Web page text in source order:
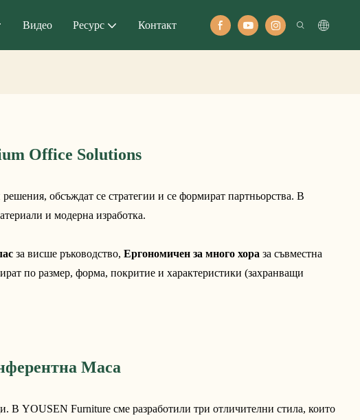
Видео Ресурс Контакт
Office Solutions
обсъждат се стратегии и се формират партньорства. В
и модерна изработка.
за висше ръководство, Ергономичен за много хора за съвместна
по размер, форма, покритие и характеристики (захранващи
Маса
В YOUSEN Furniture сме разработили три отличителни стила, които